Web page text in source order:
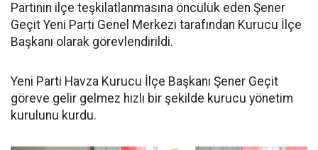
Partinin ilçe teşkilatlanmasına öncülük eden Şener
Geçit Yeni Parti Genel Merkezi tarafından Kurucu İlçe
Başkanı olarak görevlendirildi.
Yeni Parti Havza Kurucu İlçe Başkanı Şener Geçit
göreve gelir gelmez hızlı bir şekilde kurucu yönetim
kurulunu kurdu.